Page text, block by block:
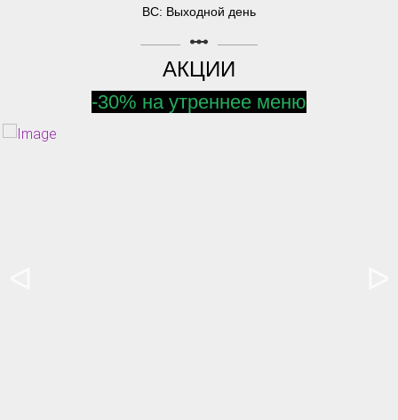
ВС: Выходной день
linear_scale
АКЦИИ
-30% на утреннее меню